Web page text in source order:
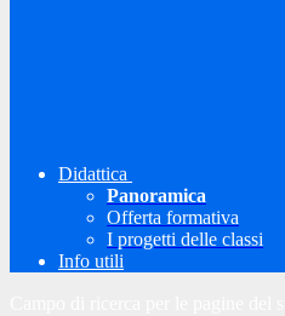
Didattica
Panoramica
Offerta formativa
I progetti delle classi
Info utili